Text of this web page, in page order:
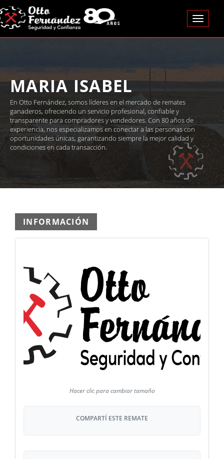
MARIA ISABEL
En Otto Fernández, somos líderes en el mercado de remates
ganaderos, ofreciendo un servicio profesional, confiable y
transparente para compradores y vendedores. Con 80 años de
experiencia, nos especializamos en conectar a las personas con
oportunidades únicas, garantizando siempre la mejor calidad y
condiciones en cada transacción.
INFORMACIÓN
COMPARTÍ ESTE REMATE